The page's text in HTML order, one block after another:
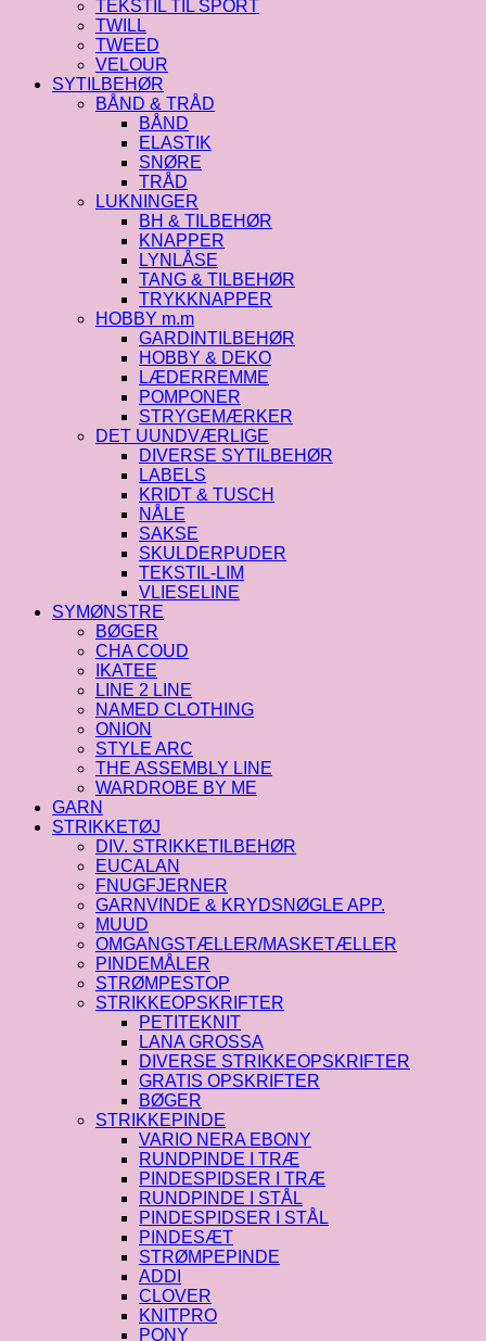
TEKSTIL TIL SPORT
TWILL
TWEED
VELOUR
SYTILBEHØR
BÅND & TRÅD
BÅND
ELASTIK
SNØRE
TRÅD
LUKNINGER
BH & TILBEHØR
KNAPPER
LYNLÅSE
TANG & TILBEHØR
TRYKKNAPPER
HOBBY m.m
GARDINTILBEHØR
HOBBY & DEKO
LÆDERREMME
POMPONER
STRYGEMÆRKER
DET UUNDVÆRLIGE
DIVERSE SYTILBEHØR
LABELS
KRIDT & TUSCH
NÅLE
SAKSE
SKULDERPUDER
TEKSTIL-LIM
VLIESELINE
SYMØNSTRE
BØGER
CHA COUD
IKATEE
LINE 2 LINE
NAMED CLOTHING
ONION
STYLE ARC
THE ASSEMBLY LINE
WARDROBE BY ME
GARN
STRIKKETØJ
DIV. STRIKKETILBEHØR
EUCALAN
FNUGFJERNER
GARNVINDE & KRYDSNØGLE APP.
MUUD
OMGANGSTÆLLER/MASKETÆLLER
PINDEMÅLER
STRØMPESTOP
STRIKKEOPSKRIFTER
PETITEKNIT
LANA GROSSA
DIVERSE STRIKKEOPSKRIFTER
GRATIS OPSKRIFTER
BØGER
STRIKKEPINDE
VARIO NERA EBONY
RUNDPINDE I TRÆ
PINDESPIDSER I TRÆ
RUNDPINDE I STÅL
PINDESPIDSER I STÅL
PINDESÆT
STRØMPEPINDE
ADDI
CLOVER
KNITPRO
PONY